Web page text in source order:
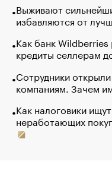
Выживают
избавляются от
Как банк Wildberries
кредиты селлерам
Сотрудники
компаниям. Зачем
Как налоговики
неработающих